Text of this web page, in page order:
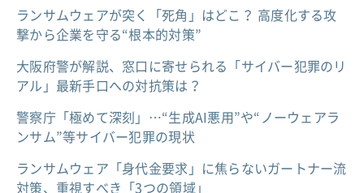
ランサムウェアが突く「死角」はどこ？ 高度化する攻
撃から企業を守る“根本的対策”
大阪府警が解説、窓口に寄せられる「サイバー犯罪のリ
アル」最新手口への対抗策は？
警察庁「極めて深刻」…“生成AI悪用”や“ノーウェアラ
ンサム”等サイバー犯罪の現状
ランサムウェア「身代金要求」に焦らないガートナー流
対策、重視すべき「3つの領域」